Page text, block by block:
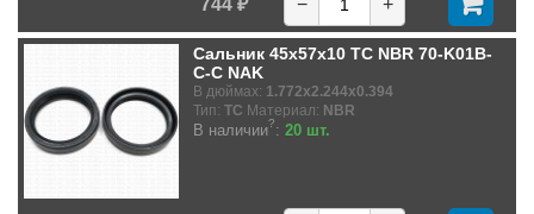
744 ₽ − +
Сальник 45x57x10 TC NBR 70-K01B-
C-C NAK
В дюймах: 1.772x2.244x0.394
Тип: TC Материал: NBR
В наличии?: 20 шт.